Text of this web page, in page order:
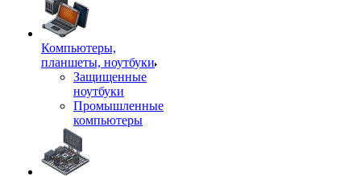
Компьютеры,
планшеты, ноутбуки
Защищенные
ноутбуки
Промышленные
компьютеры